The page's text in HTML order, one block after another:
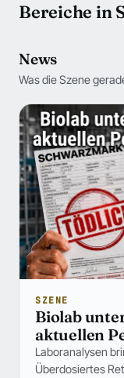
Bereiche in
News
Was die Szene
SZENE
Biolab
aktuellen
Laboranalysen
Überdosiertes